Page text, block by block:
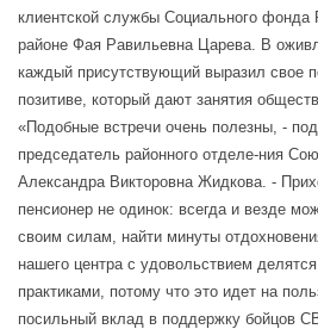
клиентской службы Социального фонда
районе Фая Равильевна Царева. В
каждый присутствующий выразил свое
позитиве, который дают занятия
«Подобные встречи очень полезны, -
председатель районного отделе-ния
Александра Викторовна Жидкова. -
пенсионер не одинок: всегда и везде
своим силам, найти минуты
нашего центра с удовольствием
практиками, потому что это идет на
посильный вклад в поддержку бойцов